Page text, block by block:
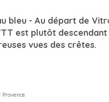
bleu - Au départ de
est plutôt
vues des crêtes.